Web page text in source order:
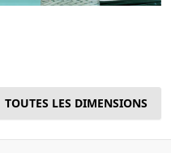
TOUTES LES DIMENSIONS